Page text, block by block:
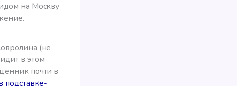
на Москву
(не
в этом
почти в
подставке-